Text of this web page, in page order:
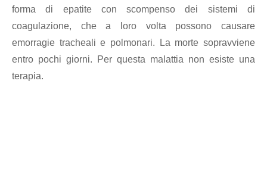
forma di epatite con scompenso dei sistemi di
coagulazione, che a loro volta possono causare
emorragie tracheali e polmonari. La morte sopravviene
entro pochi giorni. Per questa malattia non esiste una
terapia.